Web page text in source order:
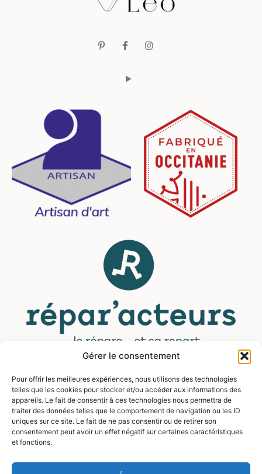
Gérer le consentement
Pour offrir les meilleures expériences, nous utilisons des technologies
telles que les cookies pour stocker et/ou accéder aux informations des
appareils. Le fait de consentir à ces technologies nous permettra de
traiter des données telles que le comportement de navigation ou les ID
uniques sur ce site. Le fait de ne pas consentir ou de retirer son
consentement peut avoir un effet négatif sur certaines caractéristiques
et fonctions.
MENU
Contact
Mentions légales
FAQ